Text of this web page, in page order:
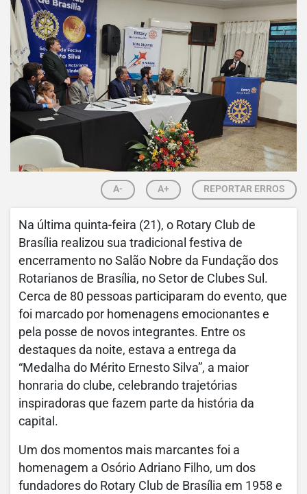
A- A+ REPORTAR ERROS
Na última quinta-feira (21), o Rotary Club de
Brasília realizou sua tradicional festiva de
encerramento no Salão Nobre da Fundação dos
Rotarianos de Brasília, no Setor de Clubes Sul.
Cerca de 80 pessoas participaram do evento, que
foi marcado por homenagens emocionantes e
pela posse de novos integrantes. Entre os
destaques da noite, estava a entrega da
“Medalha do Mérito Ernesto Silva”, a maior
honraria do clube, celebrando trajetórias
inspiradoras que fazem parte da história da
capital.
Um dos momentos mais marcantes foi a
homenagem a Osório Adriano Filho, um dos
fundadores do Rotary Club de Brasília em 1958 e